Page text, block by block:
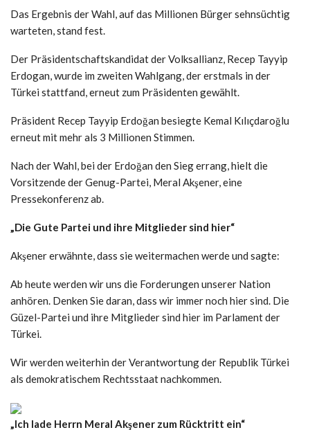
Das Ergebnis der Wahl, auf das Millionen Bürger sehnsüchtig
warteten, stand fest.
Der Präsidentschaftskandidat der Volksallianz, Recep Tayyip
Erdogan, wurde im zweiten Wahlgang, der erstmals in der
Türkei stattfand, erneut zum Präsidenten gewählt.
Präsident Recep Tayyip Erdoğan besiegte Kemal Kılıçdaroğlu
erneut mit mehr als 3 Millionen Stimmen.
Nach der Wahl, bei der Erdoğan den Sieg errang, hielt die
Vorsitzende der Genug-Partei, Meral Akşener, eine
Pressekonferenz ab.
„Die Gute Partei und ihre Mitglieder sind hier“
Akşener erwähnte, dass sie weitermachen werde und sagte:
Ab heute werden wir uns die Forderungen unserer Nation
anhören. Denken Sie daran, dass wir immer noch hier sind. Die
Güzel-Partei und ihre Mitglieder sind hier im Parlament der
Türkei.
Wir werden weiterhin der Verantwortung der Republik Türkei
als demokratischem Rechtsstaat nachkommen.
„Ich lade Herrn Meral Akşener zum Rücktritt ein“